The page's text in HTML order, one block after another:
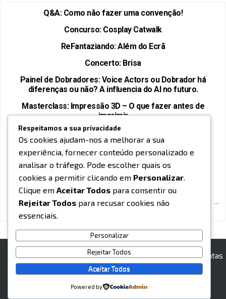
Q&A: Como não fazer uma convenção!
Concurso: Cosplay Catwalk
ReFantaziando: Além do Ecrã
Concerto: Brisa
Painel de Dobradores: Voice Actors ou Dobrador há
diferenças ou não? A influencia do AI no futuro.
Masterclass: Impressão 3D – O que fazer antes de
imprimir
Workshop: Silicones e Moldes para Cosplay 101
Masterclass: A base de Arte Digital
Masterclass: Emote Design
Workshop: Desenho de Manga
Navegação
de
artigos
← Older posts Newer posts →
Contactos Política de Privacidade
Ferramentas
Regulamento de Acesso ao Evento
Copyright © 2026 Uchū Matsuri - 2026
Respeitamos a sua privacidade
Os cookies ajudam-nos a melhorar a sua
experiência, fornecer conteúdo personalizado e
analisar o tráfego. Pode escolher quais os
cookies a permitir clicando em Personalizar.
Clique em Aceitar Todos para consentir ou
Rejeitar Todos para recusar cookies não
essenciais.
Personalizar
Rejeitar Todos
Aceitar Todos
Powered by